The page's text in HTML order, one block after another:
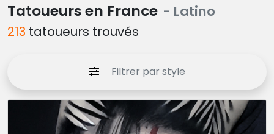
Tatoueurs en France - Latino
213 tatoueurs trouvés
Filtrer par style